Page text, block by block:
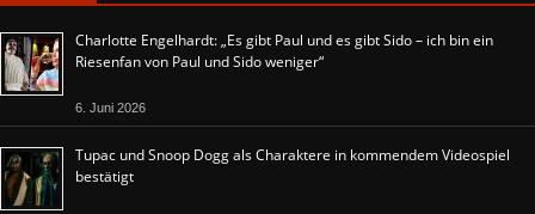
Charlotte Engelhardt: „Es gibt Paul und es gibt Sido – ich bin ein
Riesenfan von Paul und Sido weniger“
6. Juni 2026
Tupac und Snoop Dogg als Charaktere in kommendem Videospiel
bestätigt